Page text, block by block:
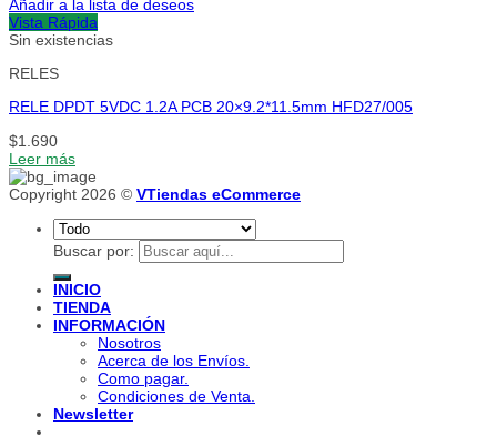
Añadir a la lista de deseos
Vista Rápida
Sin existencias
RELES
RELE DPDT 5VDC 1.2A PCB 20×9.2*11.5mm HFD27/005
$1.690
Leer más
Copyright 2026 © VTiendas eCommerce
Buscar por:
INICIO
TIENDA
INFORMACIÓN
Nosotros
Acerca de los Envíos.
Como pagar.
Condiciones de Venta.
Newsletter